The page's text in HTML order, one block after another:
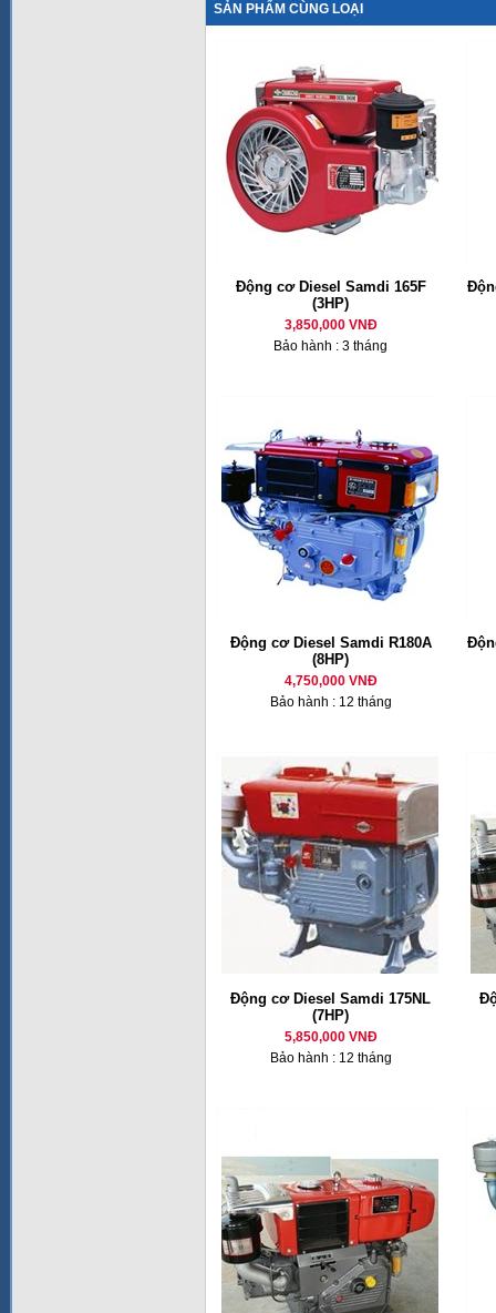
SẢN PHẨM CÙNG LOẠI
Động cơ Diesel Samdi 165F
(3HP)
3,850,000 VNĐ
Bảo hành : 3 tháng
Động cơ Diesel Samdi R180A
(8HP)
4,750,000 VNĐ
Bảo hành : 12 tháng
Động cơ Diesel Samdi 175NL
(7HP)
5,850,000 VNĐ
Bảo hành : 12 tháng